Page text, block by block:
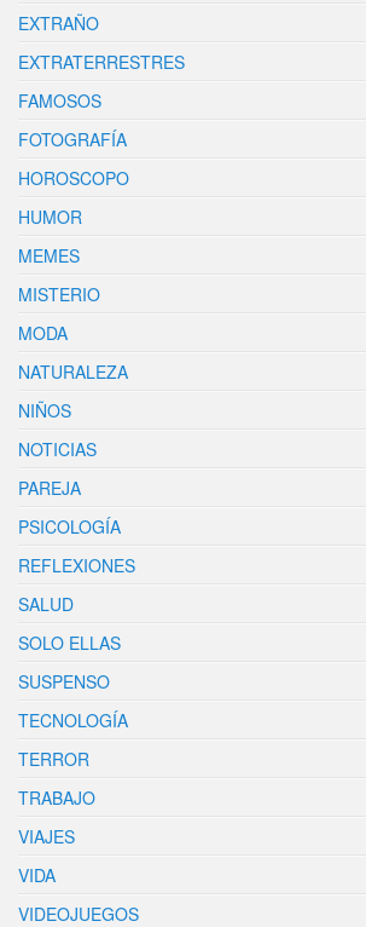
EXTRAÑO
EXTRATERRESTRES
FAMOSOS
FOTOGRAFÍA
HOROSCOPO
HUMOR
MEMES
MISTERIO
MODA
NATURALEZA
NIÑOS
NOTICIAS
PAREJA
PSICOLOGÍA
REFLEXIONES
SALUD
SOLO ELLAS
SUSPENSO
TECNOLOGÍA
TERROR
TRABAJO
VIAJES
VIDA
VIDEOJUEGOS